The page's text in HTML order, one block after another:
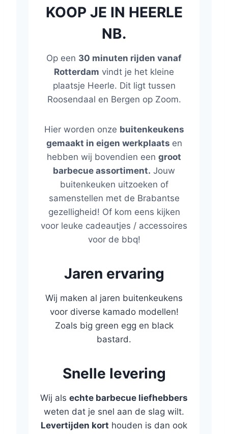
KOOP JE IN HEERLE
NB.
Op een 30 minuten rijden vanaf
Rotterdam vindt je het kleine
plaatsje Heerle. Dit ligt tussen
Roosendaal en Bergen op Zoom.
Hier worden onze buitenkeukens
gemaakt in eigen werkplaats en
hebben wij bovendien een groot
barbecue assortiment. Jouw
buitenkeuken uitzoeken of
samenstellen met de Brabantse
gezelligheid! Of kom eens kijken
voor leuke cadeautjes / accessoires
voor de bbq!
Jaren ervaring
Wij maken al jaren buitenkeukens
voor diverse kamado modellen!
Zoals big green egg en black
bastard.
Snelle levering
Wij als echte barbecue liefhebbers
weten dat je snel aan de slag wilt.
Levertijden kort houden is dan ook